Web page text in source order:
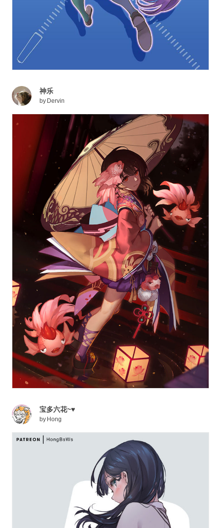
神乐
by Dervin
宝多六花~♥
by Hong